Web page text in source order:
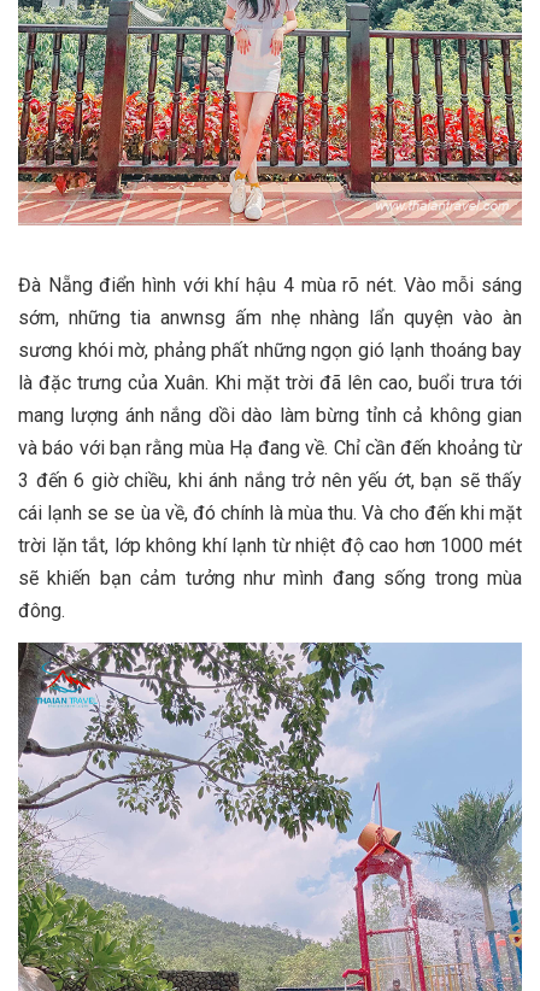
Đà Nẵng điển hình với khí hậu 4 mùa rõ nét. Vào mỗi sáng
sớm, những tia anwnsg ấm nhẹ nhàng lẩn quyện vào àn
sương khói mờ, phảng phất những ngọn gió lạnh thoáng bay
là đặc trưng của Xuân. Khi mặt trời đã lên cao, buổi trưa tới
mang lượng ánh nắng dồi dào làm bừng tỉnh cả không gian
và báo với bạn rằng mùa Hạ đang về. Chỉ cần đến khoảng từ
3 đến 6 giờ chiều, khi ánh nắng trở nên yếu ớt, bạn sẽ thấy
cái lạnh se se ùa về, đó chính là mùa thu. Và cho đến khi mặt
trời lặn tắt, lớp không khí lạnh từ nhiệt độ cao hơn 1000 mét
sẽ khiến bạn cảm tưởng như mình đang sống trong mùa
đông.